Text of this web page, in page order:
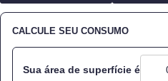
CALCULE SEU CONSUMO
Sua área de superfície é